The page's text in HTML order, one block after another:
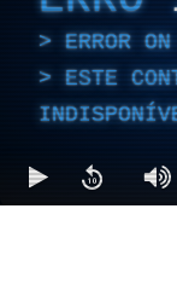
ERROR
ESTE